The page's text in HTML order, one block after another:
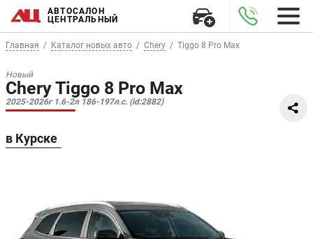
АВТОСАЛОН
ЦЕНТРАЛЬНЫЙ
Главная Каталог новых авто Chery Tiggo 8 Pro Max
Новый
Chery Tiggo 8 Pro Max
2025-2026г 1.6-2л 186-197л.с. (id:2882)
в Курске